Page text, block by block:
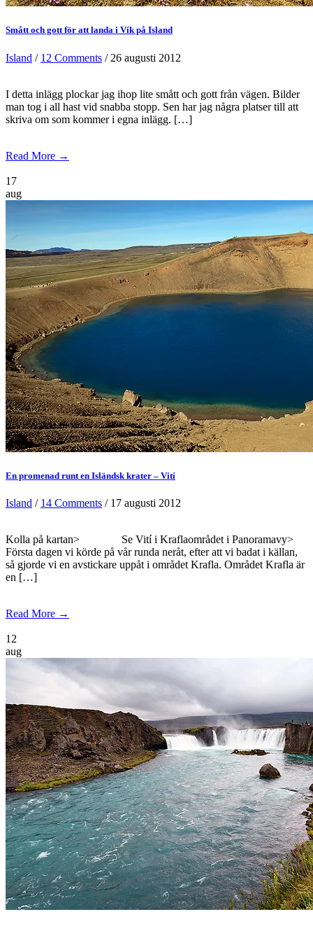
Smått och gott för att landa i Vík på Island
Island / 12 Comments / 26 augusti 2012
I detta inlägg plockar jag ihop lite smått och gott från vägen. Bilder
man tog i all hast vid snabba stopp. Sen har jag några platser till att
skriva om som kommer i egna inlägg. […]
Read More →
17
aug
En promenad runt en Isländsk krater – Vití
Island / 14 Comments / 17 augusti 2012
Kolla på kartan> Se Vití i Kraflaområdet i Panoramavy>
Första dagen vi körde på vår runda neråt, efter att vi badat i källan,
så gjorde vi en avstickare uppåt i området Krafla. Området Krafla är
en […]
Read More →
12
aug